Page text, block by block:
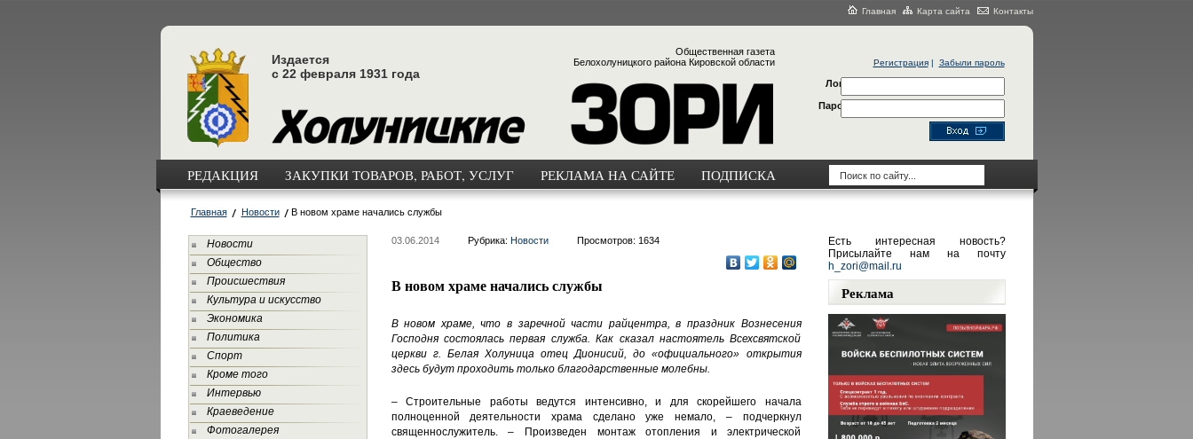
Главная Карта сайта Контакты
Издается
с 22 февраля 1931 года
Общественная газета
Белохолуницкого района Кировской области
Регистрация| Забыли пароль
Логин
Пароль
РЕДАКЦИЯ ЗАКУПКИ ТОВАРОВ, РАБОТ, УСЛУГ РЕКЛАМА НА САЙТЕ ПОДПИСКА
Главная Новости В новом храме начались службы
Новости
Общество
Происшествия
Культура и искусство
Экономика
Политика
Спорт
Кроме того
Интервью
Краеведение
Фотогалерея
03.06.2014 Рубрика: Новости Просмотров: 1634
В новом храме начались службы
В новом храме, что в заречной части райцентра, в праздник Вознесения
Господня состоялась первая служба. Как сказал настоятель Всехсвятской
церкви г. Белая Холуница отец Дионисий, до «официального» открытия
здесь будут проходить только благодарственные молебны.
– Строительные работы ведутся интенсивно, и для скорейшего начала
полноценной деятельности храма сделано уже немало, – подчеркнул
священнослужитель. – Произведен монтаж отопления и электрической
Есть интересная новость?
Присылайте нам на почту
h_zori@mail.ru
Реклама